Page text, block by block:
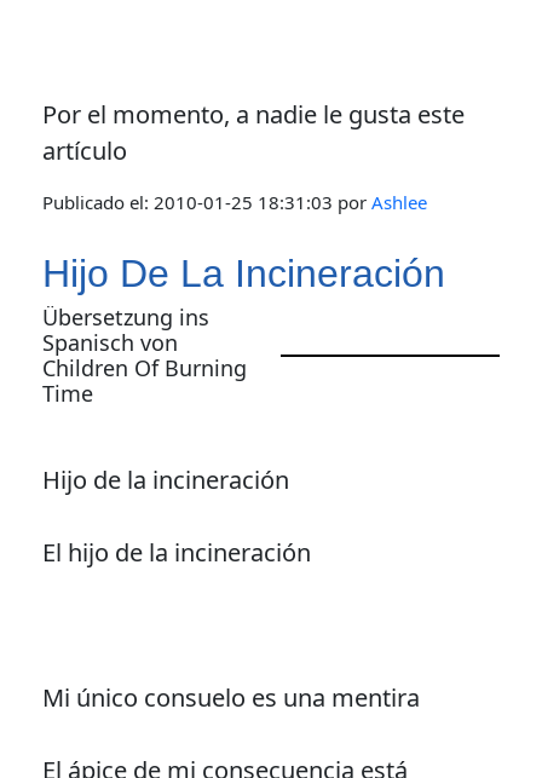
Por el momento, a nadie le gusta este
artículo
Publicado el: 2010-01-25 18:31:03 por Ashlee
Hijo De La Incineración
Übersetzung ins
Spanisch von
Children Of Burning
Time
Hijo de la incineración
El hijo de la incineración
Mi único consuelo es una mentira
El ápice de mi consecuencia está